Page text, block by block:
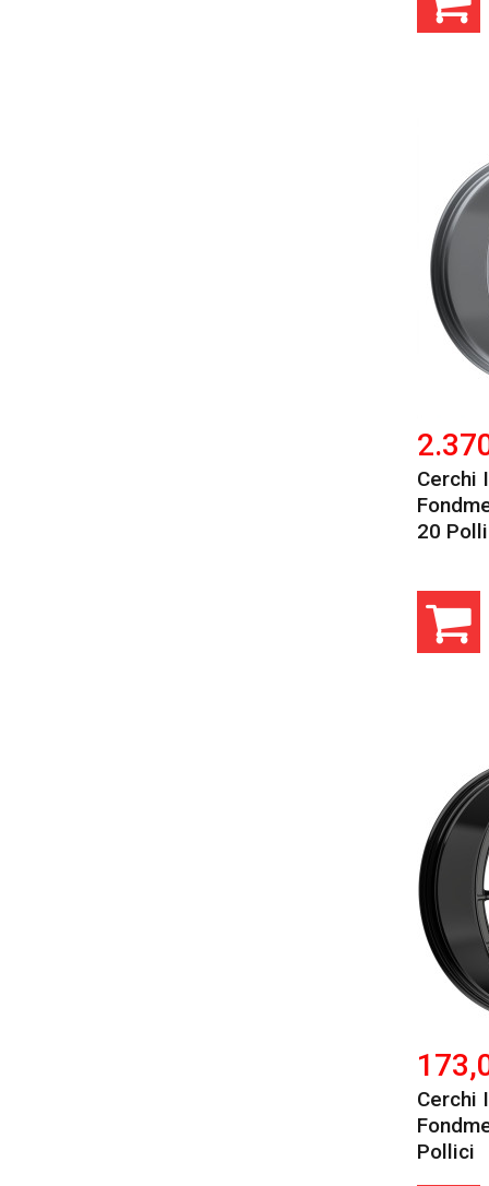
Cerchi
20
Cerchi
Pollici